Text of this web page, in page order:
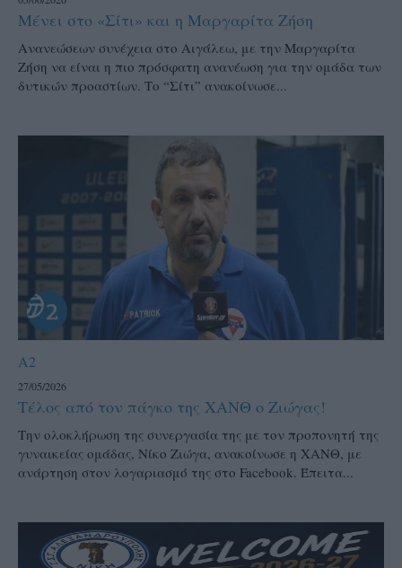
Μένει στο «Σίτι» και η Μαργαρίτα Ζήση
Ανανεώσεων συνέχεια στο Αιγάλεω, με την Μαργαρίτα
Ζήση να είναι η πιο πρόσφατη ανανέωση για την ομάδα των
δυτικών προαστίων. Το “Σίτι” ανακοίνωσε...
A2
27/05/2026
Τέλος από τον πάγκο της ΧΑΝΘ ο Ζιώγας!
Την ολοκλήρωση της συνεργασία της με τον προπονητή της
γυναικείας ομάδας, Νίκο Ζιώγα, ανακοίνωσε η ΧΑΝΘ, με
ανάρτηση στον λογαριασμό της στο Facebook. Έπειτα...